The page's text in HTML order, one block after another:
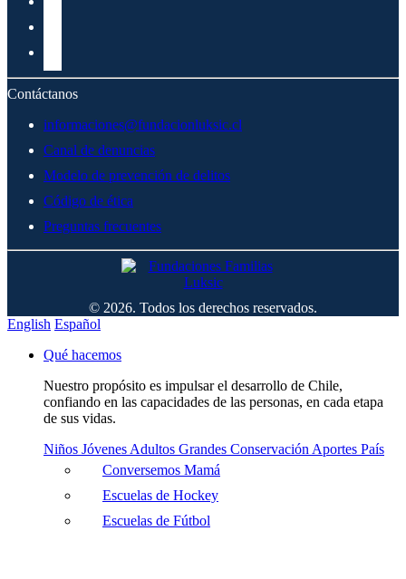
Contáctanos
informaciones@fundacionluksic.cl
Canal de denuncias
Modelo de prevención de delitos
Código de ética
Preguntas frecuentes
© 2026. Todos los derechos reservados.
English Español
Qué hacemos
Nuestro propósito es impulsar el desarrollo de Chile,
confiando en las capacidades de las personas, en cada etapa
de sus vidas.
Niños Jóvenes Adultos Grandes Conservación Aportes País
Conversemos Mamá
Escuelas de Hockey
Escuelas de Fútbol